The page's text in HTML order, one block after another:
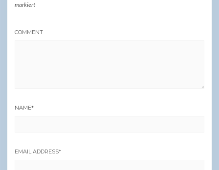
markiert
COMMENT
NAME*
EMAIL ADDRESS*